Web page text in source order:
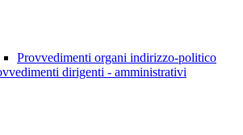
Provvedimenti organi indirizzo-politico
dirigenti - amministrativi